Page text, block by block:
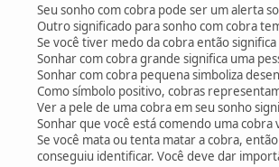
Seu sonho com cobra pode ser um alerta
Outro significado para sonho com cobra
Se você tiver medo da cobra então
Sonhar com cobra grande significa uma
Sonhar com cobra pequena simboliza
Como símbolo positivo, cobras
Ver a pele de uma cobra em seu sonho
Sonhar que você está comendo uma
Se você mata ou tenta matar a cobra,
conseguiu identificar. Você deve dar